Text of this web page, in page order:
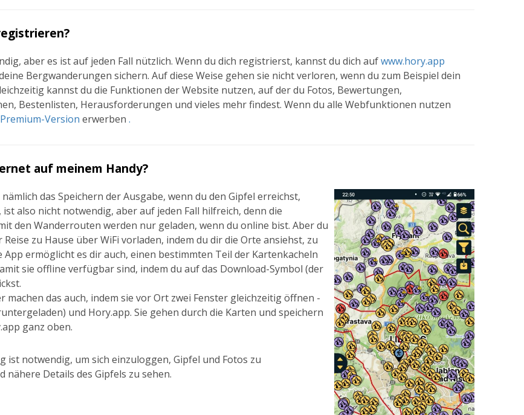
aber es ist auf jeden Fall nützlich. Wenn du dich registrierst, kannst du dich aufwww.hory.app
Bergwanderungen sichern. Auf diese Weise gehen sie nicht verloren, wenn du zum Beispiel dein
kannst du die Funktionen der Website nutzen, auf der du Fotos, Bewertungen,
Bestenlisten, Herausforderungen und vieles mehr findest. Wenn du alle Webfunktionen nutzen
Premium-Version erwerben .
auf meinem Handy?
das Speichern der Ausgabe, wenn du den Gipfel erreichst,
also nicht notwendig, aber auf jeden Fall hilfreich, denn die
den Wanderrouten werden nur geladen, wenn du online bist. Aber du
zu Hause über WiFi vorladen, indem du dir die Orte ansiehst, zu
App ermöglicht es dir auch, einen bestimmten Teil der Kartenkacheln
sie offline verfügbar sind, indem du auf das Download-Symbol (der
machen das auch, indem sie vor Ort zwei Fenster gleichzeitig öffnen -
und Hory.app. Sie gehen durch die Karten und speichern
ganz oben.
ist notwendig, um sich einzuloggen, Gipfel und Fotos zu
nähere Details des Gipfels zu sehen.